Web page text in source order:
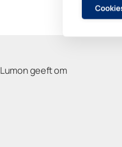
Lumon geeft om